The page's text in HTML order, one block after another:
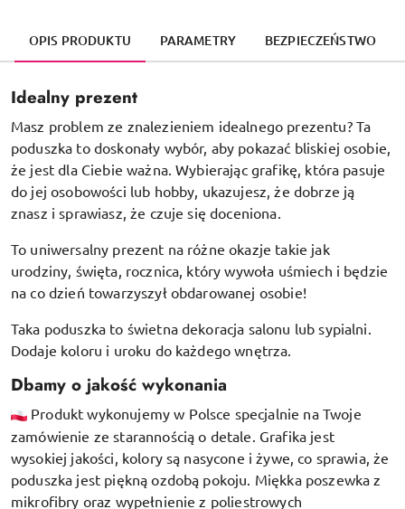
OPIS PRODUKTU PARAMETRY BEZPIECZEŃSTWO
Idealny prezent
Masz problem ze znalezieniem idealnego prezentu? Ta
poduszka to doskonały wybór, aby pokazać bliskiej osobie,
że jest dla Ciebie ważna. Wybierając grafikę, która pasuje
do jej osobowości lub hobby, ukazujesz, że dobrze ją
znasz i sprawiasz, że czuje się doceniona.
To uniwersalny prezent na różne okazje takie jak
urodziny, święta, rocznica, który wywoła uśmiech i będzie
na co dzień towarzyszył obdarowanej osobie!
Taka poduszka to świetna dekoracja salonu lub sypialni.
Dodaje koloru i uroku do każdego wnętrza.
Dbamy o jakość wykonania
Produkt wykonujemy w Polsce specjalnie na Twoje
zamówienie ze starannością o detale. Grafika jest
wysokiej jakości, kolory są nasycone i żywe, co sprawia, że
poduszka jest piękną ozdobą pokoju. Miękka poszewka z
mikrofibry oraz wypełnienie z poliestrowych